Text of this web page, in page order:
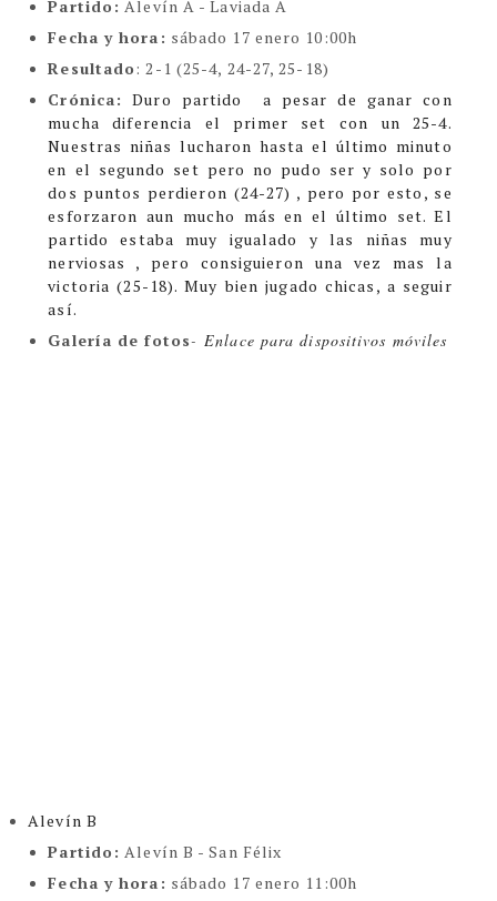
Partido: Alevín A - Laviada A
Fecha y hora: sábado 17 enero 10:00h
Resultado: 2-1 (25-4, 24-27, 25-18)
Crónica: Duro partido a pesar de ganar con
mucha diferencia el primer set con un 25-4.
Nuestras niñas lucharon hasta el último minuto
en el segundo set pero no pudo ser y solo por
dos puntos perdieron (24-27) , pero por esto, se
esforzaron aun mucho más en el último set. El
partido estaba muy igualado y las niñas muy
nerviosas , pero consiguieron una vez mas la
victoria (25-18). Muy bien jugado chicas, a seguir
así.
Galería de fotos-Enlace para dispositivos móviles
Alevín B
Partido: Alevín B - San Félix
Fecha y hora: sábado 17 enero 11:00h